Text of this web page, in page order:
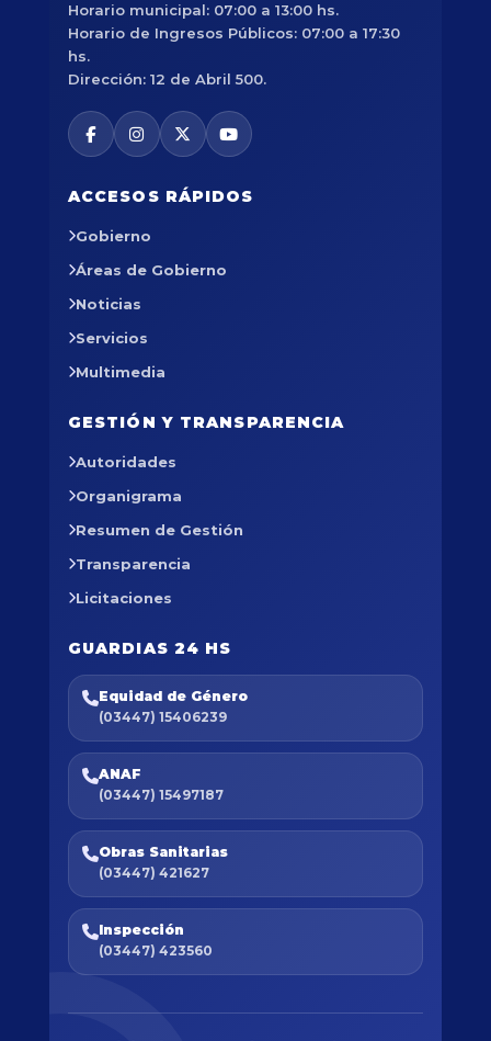
Horario municipal: 07:00 a 13:00 hs.
Horario de Ingresos Públicos: 07:00 a 17:30
hs.
Dirección: 12 de Abril 500.
ACCESOS RÁPIDOS
Gobierno
Áreas de Gobierno
Noticias
Servicios
Multimedia
GESTIÓN Y TRANSPARENCIA
Autoridades
Organigrama
Resumen de Gestión
Transparencia
Licitaciones
GUARDIAS 24 HS
Equidad de Género
(03447) 15406239
ANAF
(03447) 15497187
Obras Sanitarias
(03447) 421627
Inspección
(03447) 423560